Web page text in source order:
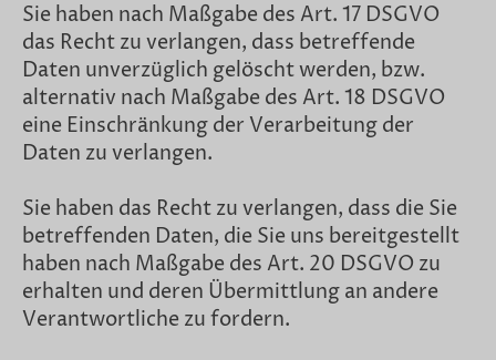
Sie haben nach Maßgabe des Art. 17 DSGVO
das Recht zu verlangen, dass betreffende
Daten unverzüglich gelöscht werden, bzw.
alternativ nach Maßgabe des Art. 18 DSGVO
eine Einschränkung der Verarbeitung der
Daten zu verlangen.
Sie haben das Recht zu verlangen, dass die Sie
betreffenden Daten, die Sie uns bereitgestellt
haben nach Maßgabe des Art. 20 DSGVO zu
erhalten und deren Übermittlung an andere
Verantwortliche zu fordern.